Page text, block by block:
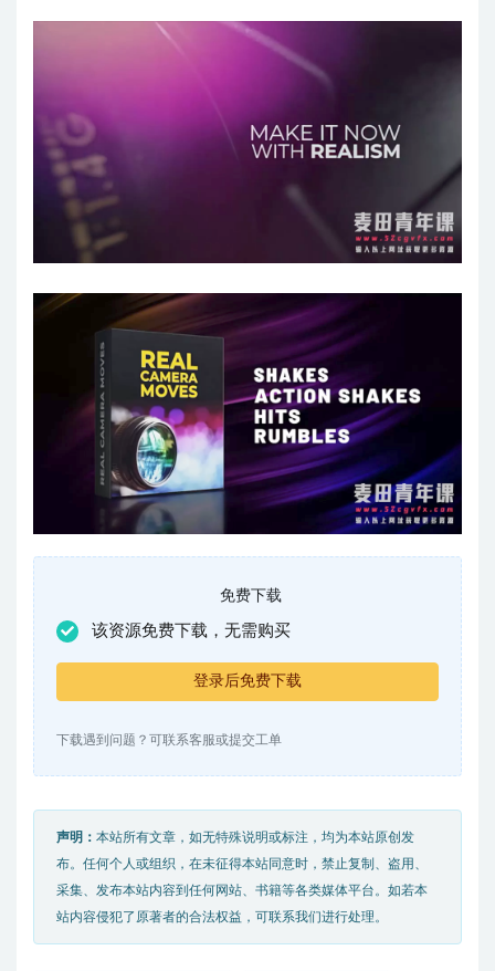
免费下载
该资源免费下载，无需购买
登录后免费下载
下载遇到问题？可联系客服或提交工单
声明： 本站所有文章，如无特殊说明或标注，均为本站原创发
布。任何个人或组织，在未征得本站同意时，禁止复制、盗用、
采集、发布本站内容到任何网站、书籍等各类媒体平台。如若本
站内容侵犯了原著者的合法权益，可联系我们进行处理。